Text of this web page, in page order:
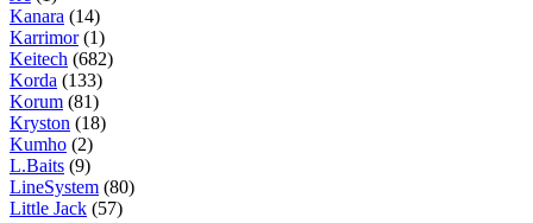
Kanara (14)
Karrimor(1)
Keitech (682)
Korda (133)
Korum (81)
Kryston (18)
Kumho (2)
L.Baits (9)
LineSystem (80)
Little Jack (57)